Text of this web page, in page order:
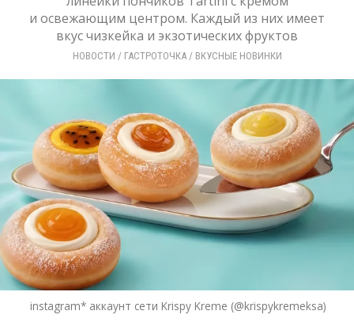
и освежающим центром. Каждый из них имеет
вкус чизкейка и экзотических фруктов
НОВОСТИ / ГАСТРОТОЧКА/ ВКУСНЫЕ НОВИНКИ
instagram* аккаунт сети Krispy Kreme (@krispykremeksa)